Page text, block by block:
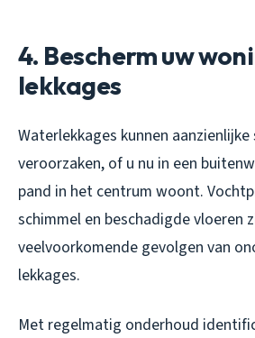
4. Bescherm uw
lekkages
Waterlekkages kunnen aanzienlijke
veroorzaken, of u nu in een
pand in het centrum woont.
schimmel en beschadigde vloeren
veelvoorkomende gevolgen van
lekkages.
Met regelmatig onderhoud